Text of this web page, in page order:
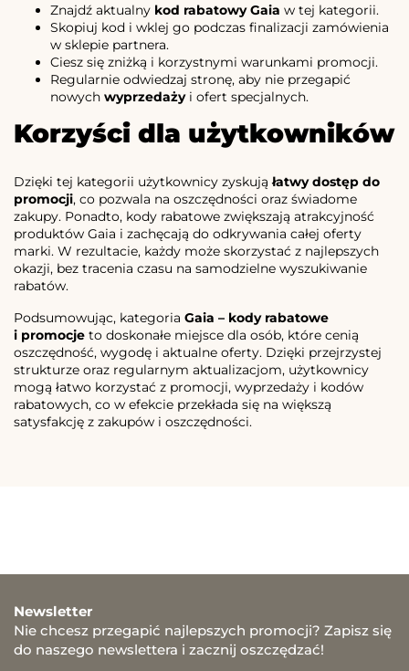
Znajdź aktualny kod rabatowy Gaia w tej kategorii.
Skopiuj kod i wklej go podczas finalizacji zamówienia
w sklepie partnera.
Ciesz się zniżką i korzystnymi warunkami promocji.
Regularnie odwiedzaj stronę, aby nie przegapić
nowych wyprzedażyi ofert specjalnych.
Korzyści dla użytkowników
Dzięki tej kategorii użytkownicy zyskująłatwy dostęp do
promocji, co pozwala na oszczędności oraz świadome
zakupy. Ponadto, kody rabatowe zwiększają atrakcyjność
produktów Gaia i zachęcają do odkrywania całej oferty
marki. W rezultacie, każdy może skorzystać z najlepszych
okazji, bez tracenia czasu na samodzielne wyszukiwanie
rabatów.
Podsumowując, kategoria Gaia – kody rabatowe
i promocje to doskonałe miejsce dla osób, które cenią
oszczędność, wygodę i aktualne oferty. Dzięki przejrzystej
strukturze oraz regularnym aktualizacjom, użytkownicy
mogą łatwo korzystać z promocji, wyprzedaży i kodów
rabatowych, co w efekcie przekłada się na większą
satysfakcję z zakupów i oszczędności.
Newsletter
Nie chcesz przegapić najlepszych promocji? Zapisz się
do naszego newslettera i zacznij oszczędzać!